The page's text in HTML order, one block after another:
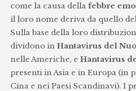
come la causa dellafebbre
il loro nome deriva da quello
Sulla base della loro
dividono inHantavirus del
nelle Americhe, eHantavirus
presenti in Asia e in Europa (in
Cina e nei Paesi Scandinavi). I